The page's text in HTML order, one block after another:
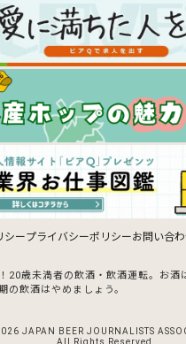
シープライバシーポリシーお問い合
20歳未満者の飲酒・飲酒運転。お酒
の飲酒はやめましょう。
JAPAN BEER JOURNALISTS
All Rights Reserved.